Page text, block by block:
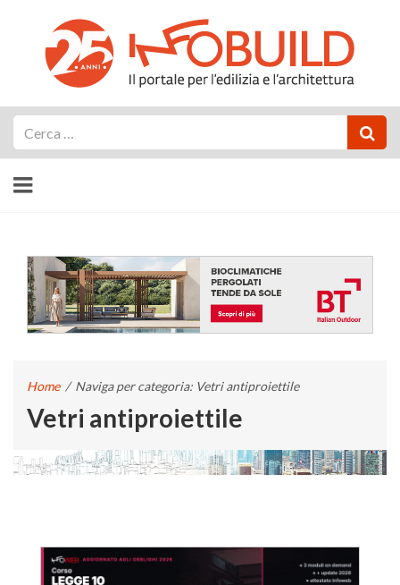
Home / Naviga per categoria: Vetri antiproiettile
Vetri antiproiettile